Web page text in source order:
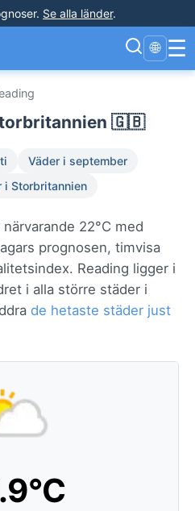
. Se alla länder.
🌐 ☰
🇬🇧
Väder i september
i Storbritannien
22°C med
prognosen, timvisa
Reading ligger i
i alla större städer i
de hetaste städer just